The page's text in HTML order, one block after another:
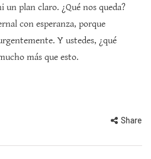
un plan claro. ¿Qué nos queda?
con esperanza, porque
Y ustedes, ¿qué
más que esto.
Share